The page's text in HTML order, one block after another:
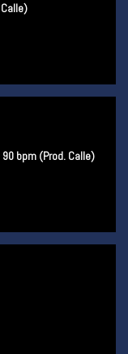
Calle)
90 bpm (Prod. Calle)